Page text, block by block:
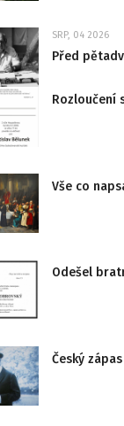
SRP, 04 2026
Před
Rozloučení
Vše co
Odešel
Český